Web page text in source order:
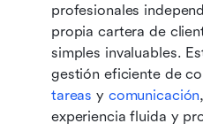
profesionales
propia cartera de
simples invaluables.
gestión eficiente de
tareas y comunicación
experiencia fluida y